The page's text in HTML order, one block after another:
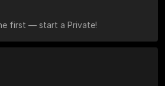
first — start a Private!